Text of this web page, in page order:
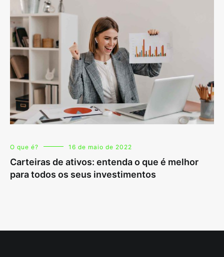
O que é? 16 de maio de 2022
Carteiras de ativos: entenda o que é melhor
para todos os seus investimentos